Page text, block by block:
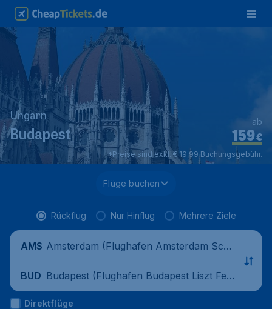
Ungarn
Budapest €
159
ab
*Preise sind exkl. € 19,99 Buchungsgebühr.
Flüge buchen
Rückflug Nur Hinflug Mehrere Ziele
AMS Amsterdam (Flughafen Amsterdam Schi
BUD Budapest (Flughafen Budapest Liszt Fere
nc), Ungarn
Direktflüge